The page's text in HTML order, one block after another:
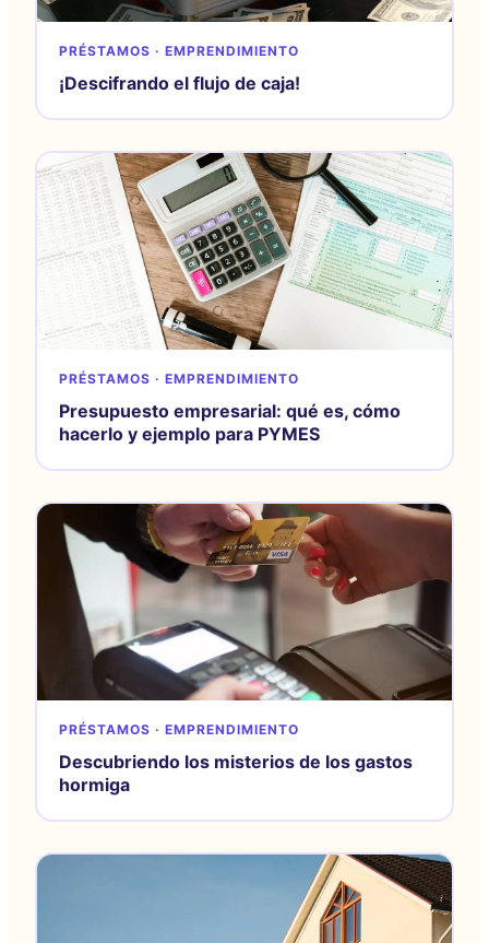
PRÉSTAMOS · EMPRENDIMIENTO
¡Descifrando el flujo de caja!
PRÉSTAMOS · EMPRENDIMIENTO
Presupuesto empresarial: qué es, cómo
hacerlo y ejemplo para PYMES
PRÉSTAMOS · EMPRENDIMIENTO
Descubriendo los misterios de los gastos
hormiga